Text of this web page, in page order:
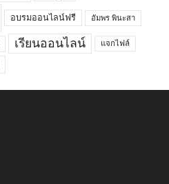
อบรมออนไลน์ฟรี อัมพร พินะสา
เรียนออนไลน์ แจกไฟล์